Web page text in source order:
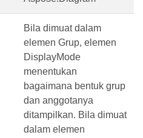
Bila dimuat dalam
elemen Grup, elemen
DisplayMode
menentukan
bagaimana bentuk grup
dan anggotanya
ditampilkan. Bila dimuat
dalam elemen